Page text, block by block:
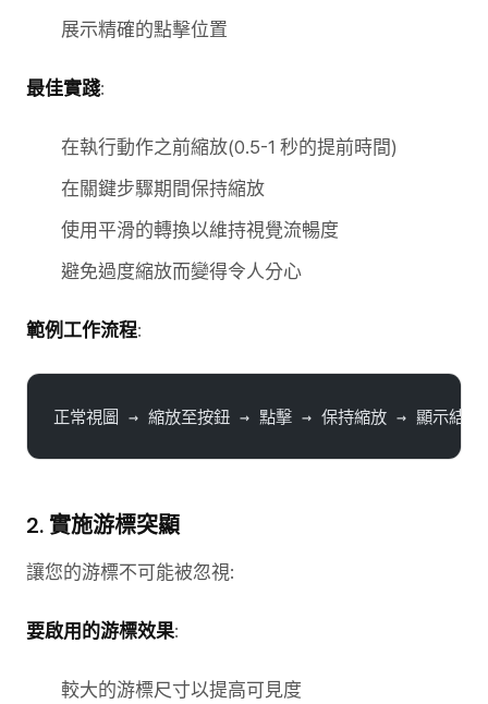
展示精確的點擊位置
最佳實踐:
在執行動作之前縮放(0.5-1 秒的提前時間)
在關鍵步驟期間保持縮放
使用平滑的轉換以維持視覺流暢度
避免過度縮放而變得令人分心
範例工作流程:
正常視圖 → 縮放至按鈕 → 點擊 → 保持縮放 → 顯示結
2. 實施游標突顯
讓您的游標不可能被忽視:
要啟用的游標效果:
較大的游標尺寸以提高可見度